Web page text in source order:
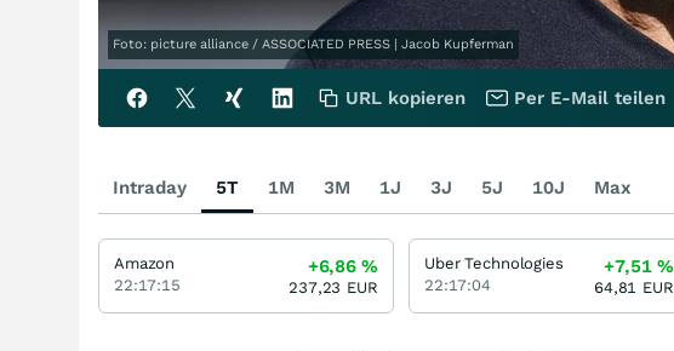
Foto: picture alliance / ASSOCIATED PRESS | Jacob Kupferman
URL kopieren Per E-Mail teilen
Intraday 5T 1M 3M 1J 3J 5J 10J Max
Amazon
22:17:15
+6,86%
237,23 EUR
Uber Technologies
22:17:04
+7,51%
64,81 EUR